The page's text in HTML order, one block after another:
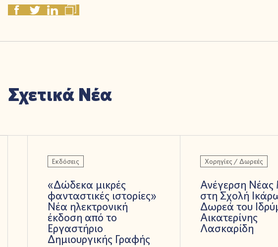
Σχετικά Νέα
Εκδόσεις
«Δώδεκα μικρές
φανταστικές ιστορίες»
Νέα ηλεκτρονική
έκδοση από το
Εργαστήριο
Δημιουργικής Γραφής
Χορηγίες / Δωρεές
Ανέγερση Νέας
στη Σχολή
Δωρεά του
Αικατερίνης
Λασκαρίδη